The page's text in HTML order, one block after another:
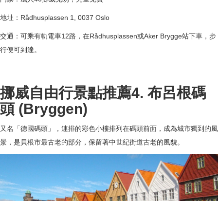
地址：Rådhusplassen 1, 0037 Oslo
交通：可乘有軌電車12路，在Rådhusplassen或Aker Brygge站下車，步
行便可到達。
挪威自由行景點推薦4. 布呂根碼
頭 (Bryggen)
又名「德國碼頭」，連排的彩色小樓排列在碼頭前面，成為城市獨到的風
景，是貝根市最古老的部分，保留著中世紀街道古老的風貌。